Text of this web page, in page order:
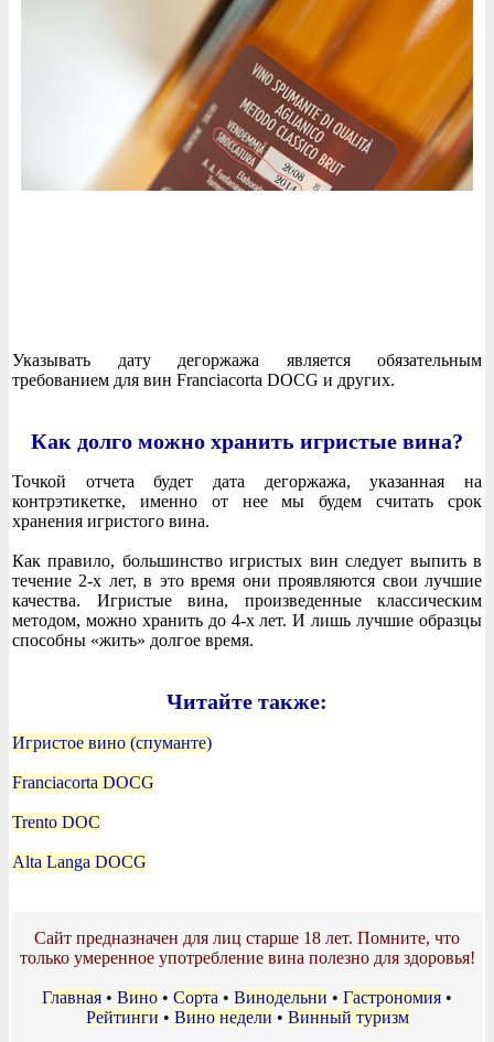
Указывать дату дегоржажа является обязательным
требованием для вин Franciacorta DOCG и других.
Как долго можно хранить игристые вина?
Точкой отчета будет дата дегоржажа, указанная на
контрэтикетке, именно от нее мы будем считать срок
хранения игристого вина.
Как правило, большинство игристых вин следует выпить в
течение 2-х лет, в это время они проявляются свои лучшие
качества. Игристые вина, произведенные классическим
методом, можно хранить до 4-х лет. И лишь лучшие образцы
способны «жить» долгое время.
Читайте также:
Игристое вино (спуманте)
Franciacorta DOCG
Trento DOC
Alta Langa DOCG
Сайт предназначен для лиц старше 18 лет. Помните, что
только умеренное употребление вина полезно для здоровья!
Главная • Вино • Сорта • Винодельни • Гастрономия •
Рейтинги • Вино недели • Винный туризм